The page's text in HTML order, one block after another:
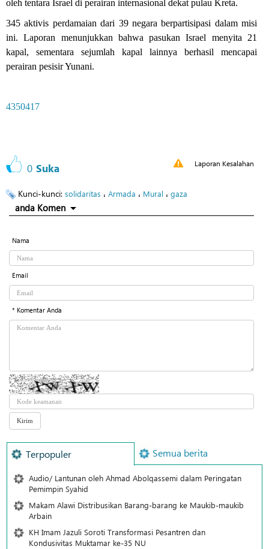
oleh tentara Israel di perairan internasional dekat pulau Kreta.
345 aktivis perdamaian dari 39 negara berpartisipasi dalam misi
ini. Laporan menunjukkan bahwa pasukan Israel menyita 21
kapal, sementara sejumlah kapal lainnya berhasil mencapai
perairan pesisir Yunani.
4350417
0 Suka Laporan Kesalahan
Kunci-kunci: solidaritas ، Armada ، Mural ، gaza
anda Komen
Nama
Email
* Komentar Anda
Terpopuler Semua berita
Audio/ Lantunan oleh Ahmad Abolqassemi dalam Peringatan
Pemimpin Syahid
Makam Alawi Distribusikan Barang-barang ke Maukib-maukib
Arbain
KH Imam Jazuli Soroti Transformasi Pesantren dan
Kondusivitas Muktamar ke-35 NU